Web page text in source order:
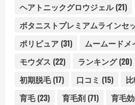
ヘアトニックグロウジェル(21)
ボタニストプレミアムラインセ
ポリピュア (31) ムームードメ
モウダス (22) ランキング(20)
初期脱毛(17) 口コミ (15)
育毛(23) 育毛剤 (71) 育毛